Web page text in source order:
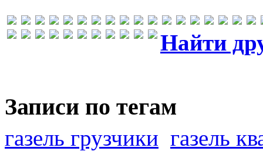
Найти
Записи по тегам
газель грузчики газель